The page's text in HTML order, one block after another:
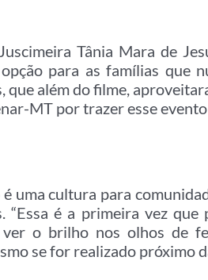
Tânia Mara de
para as famílias que
que além do filme,
MT por trazer esse
uma cultura para
“Essa é a primeira vez
o brilho nos olhos de
se for realizado próximo